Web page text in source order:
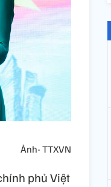
Ảnh- TTXVN
phủ Việt